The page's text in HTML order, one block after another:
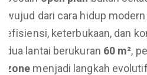
wujud dari cara hidup
efisiensi, keterbukaan, dan
dua lantai berukuran 60 m²,
zone menjadi langkah